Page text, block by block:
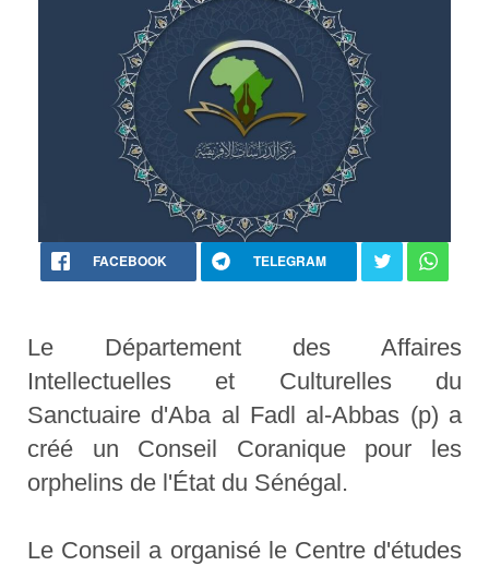
FACEBOOK TELEGRAM
Le Département des Affaires
Intellectuelles et Culturelles du
Sanctuaire d'Aba al Fadl al-Abbas (p) a
créé un Conseil Coranique pour les
orphelins de l'État du Sénégal.
Le Conseil a organisé le Centre d'études